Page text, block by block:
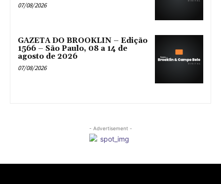
07/08/2026
GAZETA DO BROOKLIN – Edição
1566 – São Paulo, 08 a 14 de
agosto de 2026
07/08/2026
- Advertisement -